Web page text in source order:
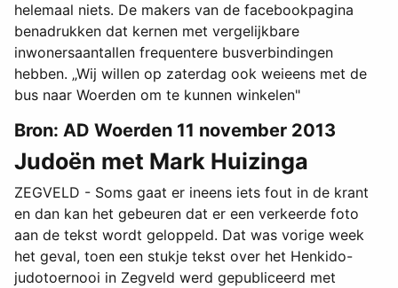
helemaal niets. De makers van de facebookpagina
benadrukken dat kernen met vergelijkbare
inwonersaantallen frequentere busverbindingen
hebben. „Wij willen op zaterdag ook weieens met de
bus naar Woerden om te kunnen winkelen"
Bron: AD Woerden 11 november 2013
Judoën met Mark Huizinga
ZEGVELD - Soms gaat er ineens iets fout in de krant
en dan kan het gebeuren dat er een verkeerde foto
aan de tekst wordt geloppeld. Dat was vorige week
het geval, toen een stukje tekst over het Henkido-
judotoernooi in Zegveld werd gepubliceerd met